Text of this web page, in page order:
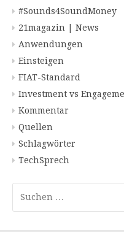
#Sounds4SoundMoney
21magazin | News
Anwendungen
Einsteigen
FIAT-Standard
Investment vs
Kommentar
Quellen
Schlagwörter
TechSprech
nach: